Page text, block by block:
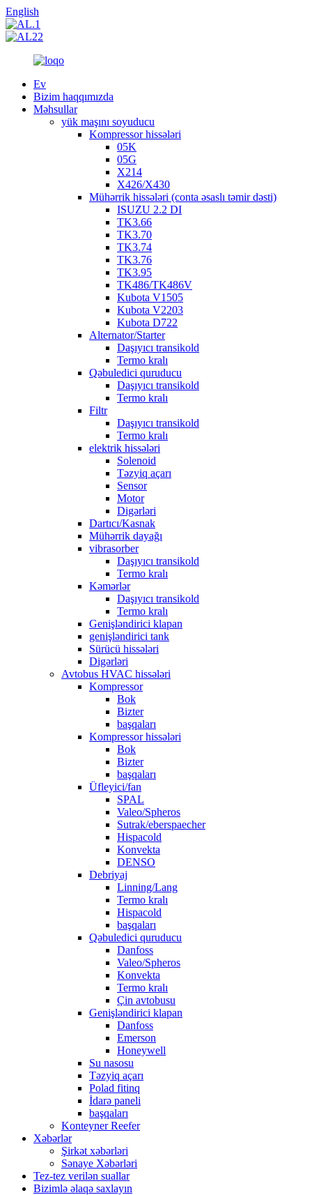
English
Ev
Bizim haqqımızda
Məhsullar
yük maşını soyuducu
Kompressor hissələri
05K
05G
X214
X426/X430
Mühərrik hissələri (conta əsaslı təmir dəsti)
ISUZU 2.2 DI
TK3.66
TK3.70
TK3.74
TK3.76
TK3.95
TK486/TK486V
Kubota V1505
Kubota V2203
Kubota D722
Alternator/Starter
Daşıyıcı transikold
Termo kralı
Qəbuledici quruducu
Daşıyıcı transikold
Termo kralı
Filtr
Daşıyıcı transikold
Termo kralı
elektrik hissələri
Solenoid
Təzyiq açarı
Sensor
Motor
Digərləri
Dartıcı/Kasnak
Mühərrik dayağı
vibrasorber
Daşıyıcı transikold
Termo kralı
Kəmərlər
Daşıyıcı transikold
Termo kralı
Genişləndirici klapan
genişləndirici tank
Sürücü hissələri
Digərləri
Avtobus HVAC hissələri
Kompressor
Bok
Bizter
başqaları
Kompressor hissələri
Bok
Bizter
başqaları
Üfleyici/fan
SPAL
Valeo/Spheros
Sutrak/eberspaecher
Hispacold
Konvekta
DENSO
Debriyaj
Linning/Lang
Termo kralı
Hispacold
başqaları
Qəbuledici quruducu
Danfoss
Valeo/Spheros
Konvekta
Termo kralı
Çin avtobusu
Genişləndirici klapan
Danfoss
Emerson
Honeywell
Su nasosu
Təzyiq açarı
Polad fitinq
İdarə paneli
başqaları
Konteyner Reefer
Xəbərlər
Şirkət xəbərləri
Sənaye Xəbərləri
Tez-tez verilən suallar
Bizimlə əlaqə saxlayın